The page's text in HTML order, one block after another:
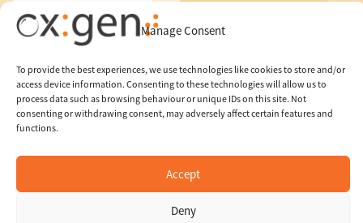
Manage Consent
To provide the best experiences, we use technologies like cookies to store and/or
access device information. Consenting to these technologies will allow us to
process data such as browsing behaviour or unique IDs on this site. Not
consenting or withdrawing consent, may adversely affect certain features and
functions.
Accept
Deny